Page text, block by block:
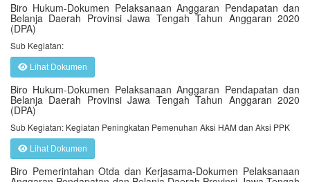
Biro Hukum-Dokumen Pelaksanaan Anggaran Pendapatan dan
Belanja Daerah Provinsi Jawa Tengah Tahun Anggaran 2020
(DPA)
Sub Kegiatan:
Lihat Dokumen
Biro Hukum-Dokumen Pelaksanaan Anggaran Pendapatan dan
Belanja Daerah Provinsi Jawa Tengah Tahun Anggaran 2020
(DPA)
Sub Kegiatan: Kegiatan Peningkatan Pemenuhan Aksi HAM dan Aksi PPK
Lihat Dokumen
Biro Pemerintahan Otda dan Kerjasama-Dokumen Pelaksanaan